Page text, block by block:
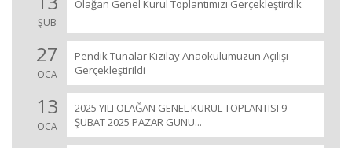
ŞUB
Olağan Genel Kurul Toplantımızı Gerçekleştirdik
27
OCA
Pendik Tunalar Kızılay Anaokulumuzun Açılışı
Gerçekleştirildi
13
OCA
2025 YILI OLAĞAN GENEL KURUL TOPLANTISI 9
ŞUBAT 2025 PAZAR GÜNÜ...